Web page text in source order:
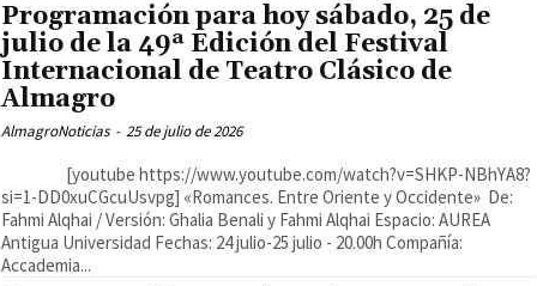
Programación para hoy sábado, 25 de
julio de la 49ª Edición del Festival
Internacional de Teatro Clásico de
Almagro
AlmagroNoticias - 25 de julio de 2026
si=1-DD0xuCGcuUsvpg] «Romances. Entre Oriente y Occidente» De:
Fahmi Alqhai / Versión: Ghalia Benali y Fahmi Alqhai Espacio: AUREA
Antigua Universidad Fechas: 24 julio-25 julio - 20.00h Compañía:
Accademia...